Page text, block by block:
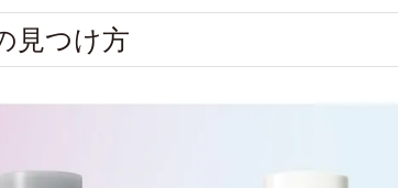
見つけ方